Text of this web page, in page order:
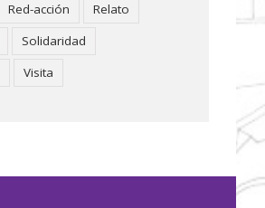
Red-acción
Relato
Solidaridad
Visita